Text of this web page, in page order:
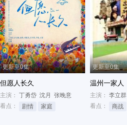
更新至0集
但愿人长久
主演： 丁勇岱 沈月
张晚意
看点：
剧情 家庭
更新至0集
温州一家人
主演： 李立群
看点：
商战